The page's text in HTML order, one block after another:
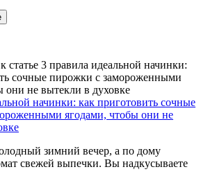
начинки: как приготовить сочные
ягодами, чтобы они не
зимний вечер, а по дому
свежей выпечки. Вы надкусываете